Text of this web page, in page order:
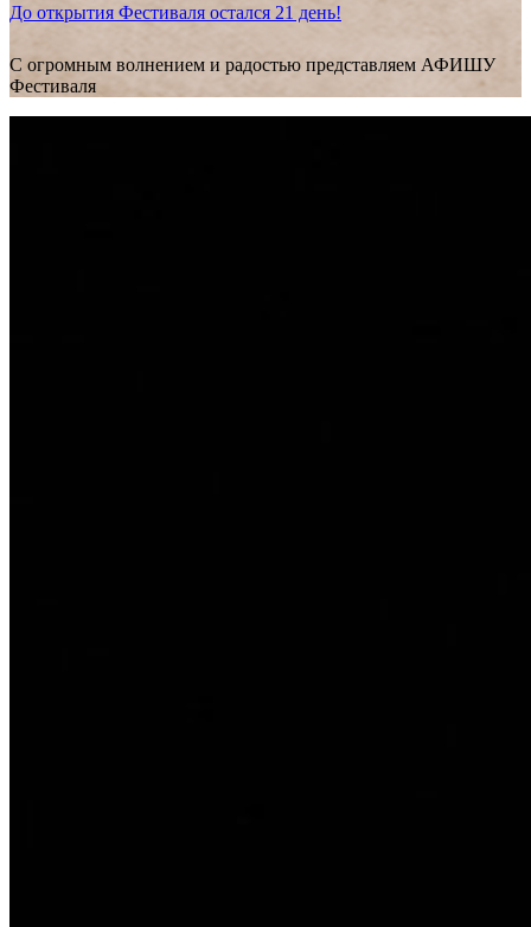
До открытия Фестиваля остался 21 день!
С огромным волнением и радостью представляем АФИШУ
Фестиваля